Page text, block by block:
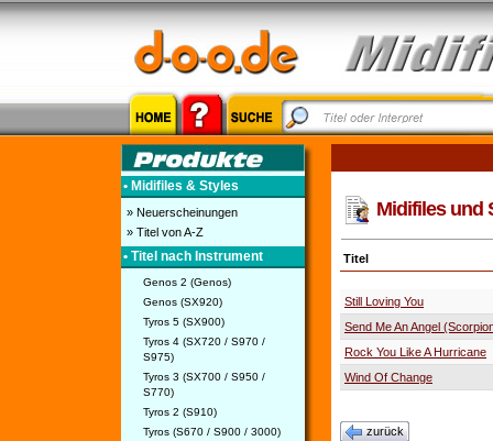
• Midifiles & Styles
» Neuerscheinungen
» Titel von A-Z
• Titel nach Instrument
Genos 2 (Genos)
Genos (SX920)
Tyros 5 (SX900)
Tyros 4 (SX720 / S970 /
S975)
Tyros 3 (SX700 / S950 /
S770)
Tyros 2 (S910)
Tyros (S670 / S900 / 3000)
Midifiles und
Titel
Still Loving You
Send Me An Angel
Rock You Like A Hurricane
Wind Of Change
zurück